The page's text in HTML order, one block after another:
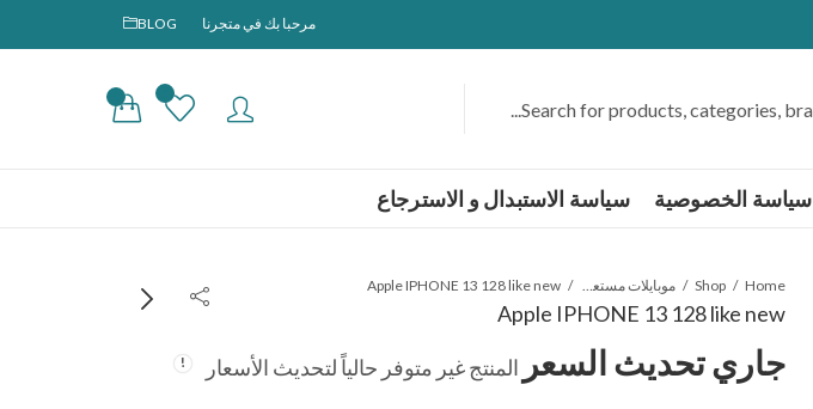
مرحبا بك في متجرنا BLOG
سياسة الخصوصية سياسة الاستبدال و الاسترجاع
Home
Shop موبايلات مستعملة وكسر زيرو Apple IPHONE 13 128 like new
Apple IPHONE 13 128 like new
Honor 600 Lite
جاري تحديث السعر المنتج غير متوفر حالياً لتحديث الأسعار